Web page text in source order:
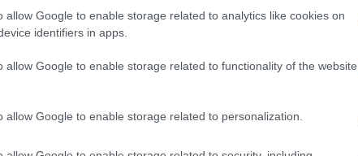
allow Google to enable storage related to analytics like cookies on
identifiers in apps.
allow Google to enable storage related to functionality of the website
allow Google to enable storage related to personalization.
τις λεπτομέρειες να παίζουν καθοριστικό
ντέρμπι «αιωνίων» θα διεξαχθεί σε
αναζητά μία νίκη που θα τον φέρει
θέλει να στείλει
στη μάχη του τίτλου και έτοιμος να
Οιδιαιτητέςτης αναμέτρησης αναμένεται
από το τζάμπολ, προσθέτοντας ακόμη ένα